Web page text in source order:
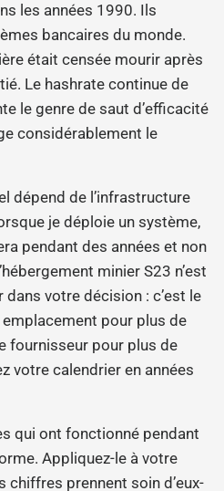
les années 1990. Ils
bancaires du monde.
était censée mourir après
Le hashrate continue de
le genre de saut d’efficacité
considérablement le
dépend de l’infrastructure
je déploie un système,
pendant des années et non
minier S23 n’est
votre décision : c’est le
pour plus de
fournisseur pour plus de
votre calendrier en années
qui ont fonctionné pendant
Appliquez-le à votre
prennent soin d’eux-